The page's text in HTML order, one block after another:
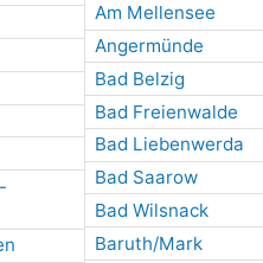
Am Mellensee
Angermünde
Bad Belzig
Bad Freienwalde
Bad Liebenwerda
Bad Saarow
Bad Wilsnack
Baruth/Mark